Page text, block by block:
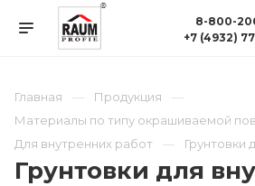
8-800-
+7 (4932)
Главная
Продукция
Материалы по типу окрашиваемой
Для внутренних работ
Грунтовки
Грунтовки для